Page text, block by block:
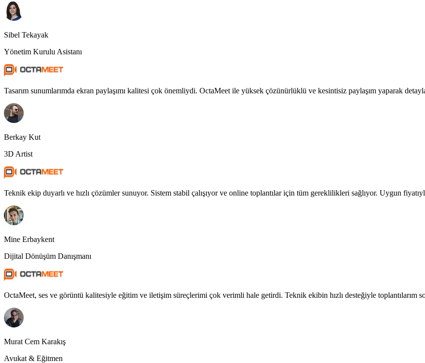
Sibel Tekayak
Yönetim Kurulu Asistanı
Tasarım sunumlarımda ekran paylaşımı kalitesi çok önemliydi. OctaMeet ile yüksek çözünürlüklü ve kesintisiz paylaşım yaparak
Berkay Kut
3D Artist
Teknik ekip duyarlı ve hızlı çözümler sunuyor. Sistem stabil çalışıyor ve online toplantılar için tüm gereklilikleri sağlıyor. Uygun
Mine Erbaykent
Dijital Dönüşüm Danışmanı
OctaMeet, ses ve görüntü kalitesiyle eğitim ve iletişim süreçlerimi çok verimli hale getirdi. Teknik ekibin hızlı desteğiyle toplantılarım
Murat Cem Karakış
Avukat & Eğitmen